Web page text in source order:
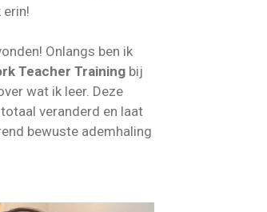
erin!
Onlangs ben ik
Teacher Training bij
wat ik leer. Deze
veranderd en laat
bewuste ademhaling